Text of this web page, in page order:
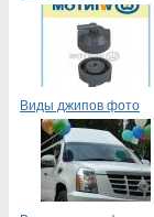
Виды джипов фото